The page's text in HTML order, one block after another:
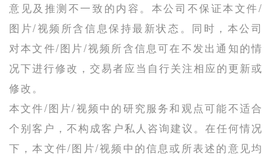
意见及推测不一致的内容。本公司不保证本文件/
图片/视频所含信息保持最新状态。同时，本公司
对本文件/图片/视频所含信息可在不发出通知的情
况下进行修改，交易者应当自行关注相应的更新或
修改。
本文件/图片/视频中的研究服务和观点可能不适合
个别客户，不构成客户私人咨询建议。在任何情况
下，本文件/图片/视频中的信息或所表述的意见均